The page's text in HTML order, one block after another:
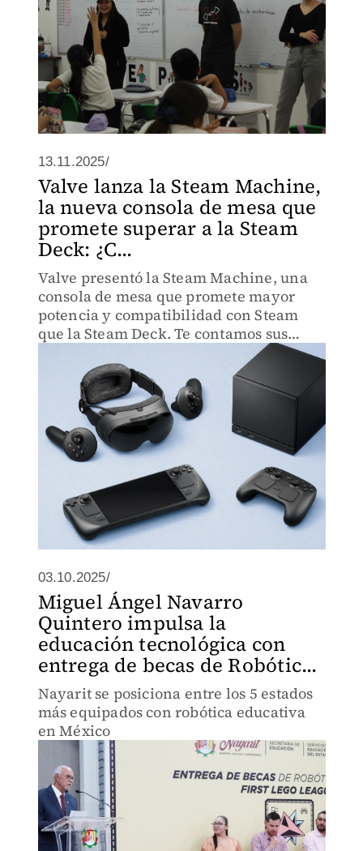
13.11.2025/
Valve lanza la Steam Machine,
la nueva consola de mesa que
promete superar a la Steam
Deck: ¿C...
Valve presentó la Steam Machine, una
consola de mesa que promete mayor
potencia y compatibilidad con Steam
que la Steam Deck. Te contamos sus
características y fecha estimada de
lanzamiento.
03.10.2025/
Miguel Ángel Navarro
Quintero impulsa la
educación tecnológica con
entrega de becas de Robótic...
Nayarit se posiciona entre los 5 estados
más equipados con robótica educativa
en México